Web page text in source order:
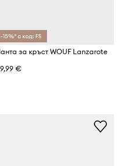
-15%* с код: FS
за кръст WOUF Lanzarote
€